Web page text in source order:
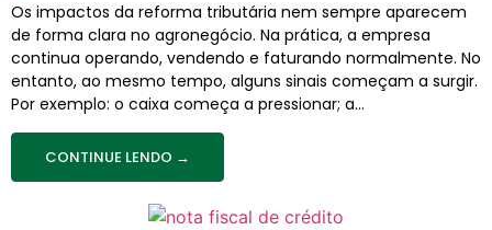
Os impactos da reforma tributária nem sempre aparecem
de forma clara no agronegócio. Na prática, a empresa
continua operando, vendendo e faturando normalmente. No
entanto, ao mesmo tempo, alguns sinais começam a surgir.
Por exemplo: o caixa começa a pressionar; a...
CONTINUE LENDO →